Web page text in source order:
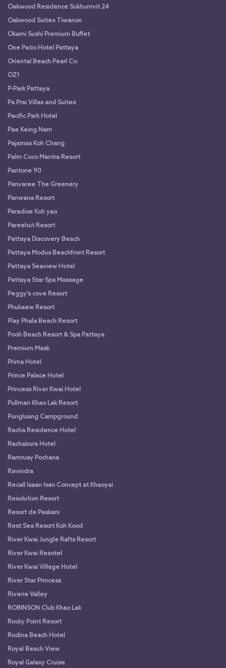
Oakwood Residence Sukhumvit 24
Oakwood Suites Tiwanon
Okami Sushi Premium Buffet
One Patio Hotel Pattaya
Oriental Beach Pearl Co.
OZ1
P-Park Pattaya
Pa Prai Villas and Suites
Pacific Park Hotel
Pae Keing Nam
Pajamas Koh Chang
Palm Coco Mantra Resort
Pantone 90
Panvaree The Greenery
Panwana Resort
Paradise Koh yao
Pareehut Resort
Pattaya Discovery Beach
Pattaya Modus Beachfront Resort
Pattaya Seaview Hotel
Pattaya Star Spa Massage
Peggy’s cove Resort
Phukaew Resort
Play Phala Beach Resort
Pooh Beach Resort & Spa Pattaya
Premium Mask
Prima Hotel
Prince Palace Hotel
Princess River Kwai Hotel
Pullman Khao Lak Resort
Pungluang Campground
Racha Residence Hotel
Rachabura Hotel
Ramruay Pochana
Ravindra
Recall Isaan Isan Concept at Khaoyai
Resolution Resort
Resort de Paskani
Rest Sea Resort Koh Kood
River Kwai Jungle Rafts Resort
River Kwai Resotel
River Kwai Village Hotel
River Star Princess
Riverie Valley
ROBINSON Club Khao Lak
Rocky Point Resort
Rodina Beach Hotel
Royal Beach View
Royal Galaxy Cruise